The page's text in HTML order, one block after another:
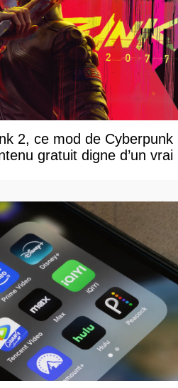
2, ce mod de Cyberpunk
gratuit digne d’un vrai